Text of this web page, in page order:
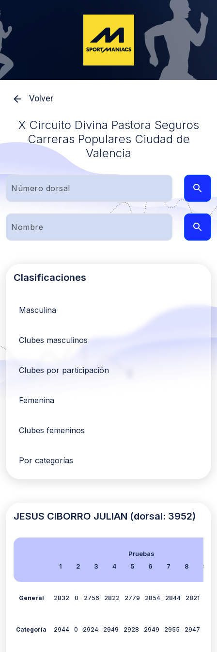
Volver
X Circuito Divina Pastora Seguros
Carreras Populares Ciudad de
Valencia
Clasificaciones
Masculina
Clubes masculinos
Clubes por participación
Femenina
Clubes femeninos
Por categorías
JESUS CIBORRO JULIAN (dorsal: 3952)
Pruebas
1
2 3 4 5 6 7 8 9
General 2832 0 2756 2822 2779 2854 2844 2821
Categoría 2944 0 2924 2949 2928 2949 2955 2947